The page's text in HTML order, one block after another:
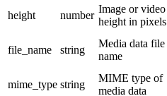
height
number
Image or video
height in pixels
file_name string
Media data file
name
mime_type string
MIME type of
media data